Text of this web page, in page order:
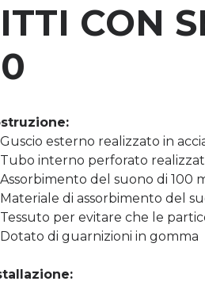
CON
Guscio esterno realizzato in
Tubo interno perforato
Assorbimento del suono di 100
Materiale di assorbimento del
Tessuto per evitare che le
Dotato di guarnizioni in gomma